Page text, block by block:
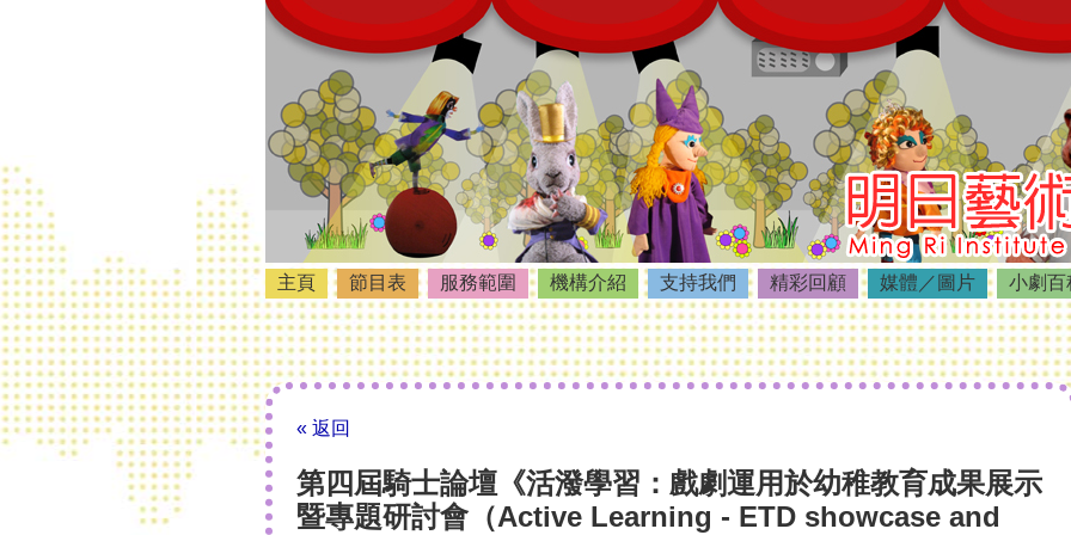
主頁 節目表 服務範圍 機構介紹 支持我們 精彩回顧 媒體／圖片 小劇百
« 返回
第四屆騎士論壇《活潑學習：戲劇運用於幼稚教育成果展示
暨專題研討會（Active Learning - ETD showcase and